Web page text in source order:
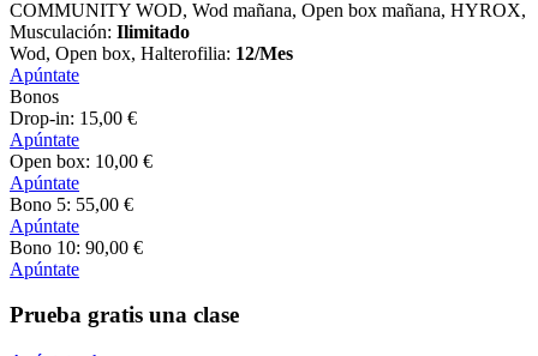
COMMUNITY WOD, Wod mañana, Open box mañana, HYROX,
Musculación: Ilimitado
Wod, Open box, Halterofilia: 12/Mes
Apúntate
Bonos
Drop-in: 15,00 €
Apúntate
Open box: 10,00 €
Apúntate
Bono 5: 55,00 €
Apúntate
Bono 10: 90,00 €
Apúntate
Prueba gratis una clase